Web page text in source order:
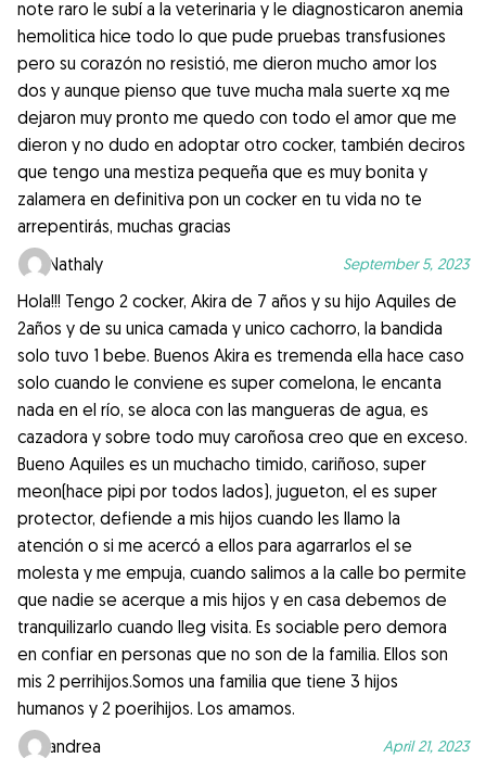
note raro le subí a la veterinaria y le diagnosticaron anemia
hemolitica hice todo lo que pude pruebas transfusiones
pero su corazón no resistió, me dieron mucho amor los
dos y aunque pienso que tuve mucha mala suerte xq me
dejaron muy pronto me quedo con todo el amor que me
dieron y no dudo en adoptar otro cocker, también deciros
que tengo una mestiza pequeña que es muy bonita y
zalamera en definitiva pon un cocker en tu vida no te
arrepentirás, muchas gracias
Nathaly
September 5, 2023
Hola!!! Tengo 2 cocker, Akira de 7 años y su hijo Aquiles de
2años y de su unica camada y unico cachorro, la bandida
solo tuvo 1 bebe. Buenos Akira es tremenda ella hace caso
solo cuando le conviene es super comelona, le encanta
nada en el río, se aloca con las mangueras de agua, es
cazadora y sobre todo muy caroñosa creo que en exceso.
Bueno Aquiles es un muchacho timido, cariñoso, super
meon(hace pipi por todos lados), jugueton, el es super
protector, defiende a mis hijos cuando les llamo la
atención o si me acercó a ellos para agarrarlos el se
molesta y me empuja, cuando salimos a la calle bo permite
que nadie se acerque a mis hijos y en casa debemos de
tranquilizarlo cuando lleg visita. Es sociable pero demora
en confiar en personas que no son de la familia. Ellos son
mis 2 perrihijos.Somos una familia que tiene 3 hijos
humanos y 2 poerihijos. Los amamos.
andrea
April 21, 2023